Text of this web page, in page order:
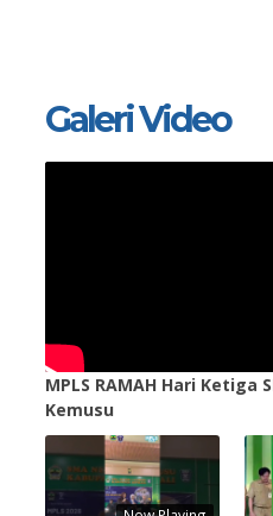
Galeri Video
MPLS RAMAH Hari Ketiga
Kemusu